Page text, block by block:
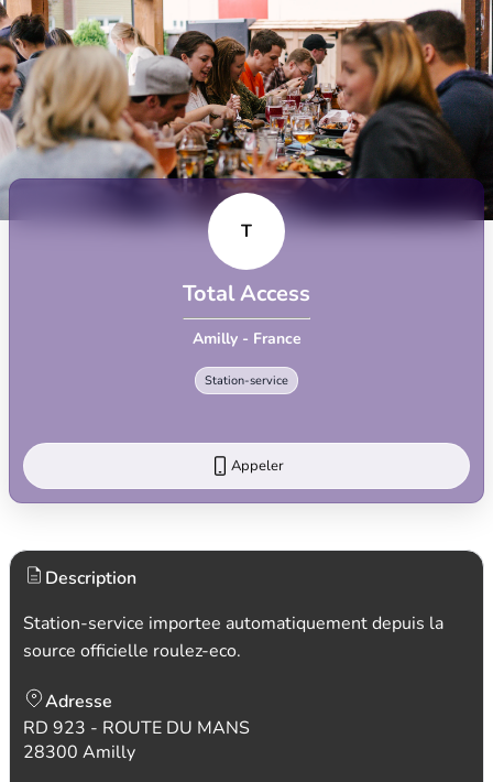
T
Total Access
Amilly - France
Station-service
Appeler
Description
Station-service importee automatiquement depuis la
source officielle roulez-eco.
Adresse
RD 923 - ROUTE DU MANS
28300 Amilly